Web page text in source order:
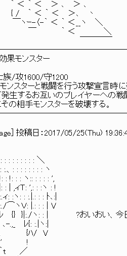
＜ ＞ ､ ＞ ､
｀ ＜ ＞､ 丶
-｀ ＜ ｀ ＜__ヽ ＼
｀ ＜ ＼
ーダー 効果
性/戦士族/攻
ンスターと戦闘を行う攻撃
するお互いのプレイヤーへの戦
後にその相手モンスタ
] 投稿日： 2017/05/25(Thu)
: : : : : : ＼
: : : : : : : : ヽ
: : ヽ:: : : : : ',
ィＴ: ',: : :ヽ : !
: : :.|.: : : ﾄ､:|
Ｖ: |.: : : | V
ヽ: : | ?おいおい、今日は
ﾚ{: :.|ヽ:|
ﾊ/ V
' !
／